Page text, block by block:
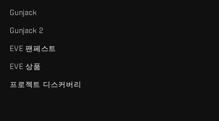
Gunjack
Gunjack 2
EVE 팬페스트
EVE 상품
프로젝트 디스커버리